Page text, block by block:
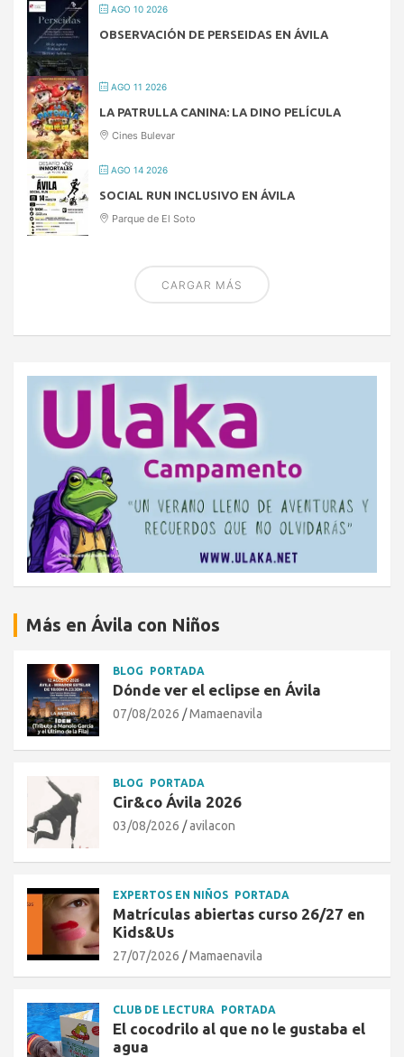
AGO 10 2026
OBSERVACIÓN DE PERSEIDAS EN ÁVILA
AGO 11 2026
LA PATRULLA CANINA: LA DINO PELÍCULA
Cines Bulevar
AGO 14 2026
SOCIAL RUN INCLUSIVO EN ÁVILA
Parque de El Soto
CARGAR MÁS
Más en Ávila con Niños
BLOG PORTADA
Dónde ver el eclipse en Ávila
07/08/2026 Mamaenavila
BLOG PORTADA
Cir&co Ávila 2026
03/08/2026 avilacon
EXPERTOS EN NIÑOS PORTADA
Matrículas abiertas curso 26/27 en
Kids&Us
27/07/2026 Mamaenavila
CLUB DE LECTURA PORTADA
El cocodrilo al que no le gustaba el
agua